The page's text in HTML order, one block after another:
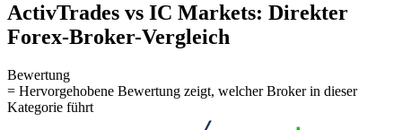
ActivTrades vs IC Markets: Direkter
Forex-Broker-Vergleich
Bewertung
= Hervorgehobene Bewertung zeigt, welcher Broker in dieser
Kategorie führt